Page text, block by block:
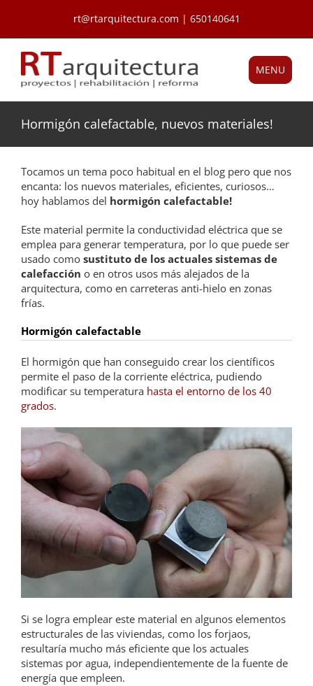
contenido
rt@rtarquitectura.com | 650140641
MENU
Hormigón calefactable, nuevos materiales!
Tocamos un tema poco habitual en el blog pero que nos
encanta: los nuevos materiales, eficientes, curiosos…
hoy hablamos del hormigón calefactable!
Este material permite la conductividad eléctrica que se
emplea para generar temperatura, por lo que puede ser
usado como sustituto de los actuales sistemas de
calefacción o en otros usos más alejados de la
arquitectura, como en carreteras anti-hielo en zonas
frías.
Hormigón calefactable
El hormigón que han conseguido crear los científicos
permite el paso de la corriente eléctrica, pudiendo
modificar su temperatura hasta el entorno de los 40
grados.
Si se logra emplear este material en algunos elementos
estructurales de las viviendas, como los forjaos,
resultaría mucho más eficiente que los actuales
sistemas por agua, independientemente de la fuente de
energía que empleen.